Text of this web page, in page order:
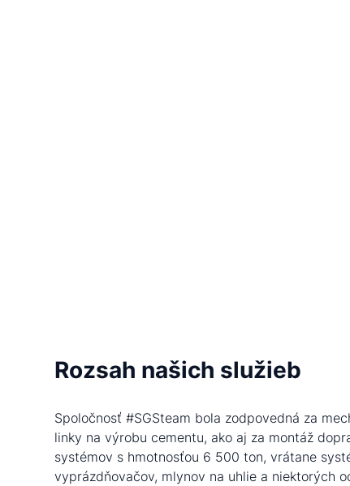
Rozsah našich služieb
Spoločnosť #SGSteam bola zodpovedná za
linky na výrobu cementu, ako aj za montáž
systémov s hmotnosťou 6 500 ton, vrátane
vyprázdňovačov, mlynov na uhlie a niektorých